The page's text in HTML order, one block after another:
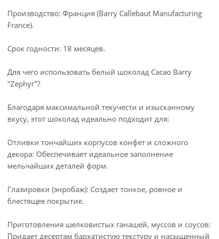
Производство: Франция (Barry Callebaut Manufacturing
France).
Срок годности: 18 месяцев.
Для чего использовать белый шоколад Cacao Barry
"Zephyr"?
Благодаря максимальной текучести и изысканному
вкусу, этот шоколад идеально подходит для:
Отливки тончайших корпусов конфет и сложного
декора: Обеспечивает идеальное заполнение
мельчайших деталей форм.
Глазировки (энробаж): Создает тонкое, ровное и
блестящее покрытие.
Приготовления шелковистых ганашей, муссов и соусов:
Придает десертам бархатистую текстуру и насыщенный